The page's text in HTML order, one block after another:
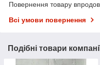
Повернення товару
Всі умови повернення
Подібні товари